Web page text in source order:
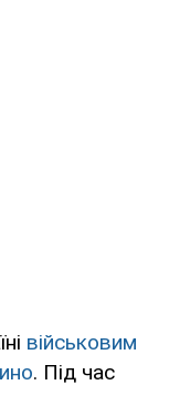
військовим
. Під час